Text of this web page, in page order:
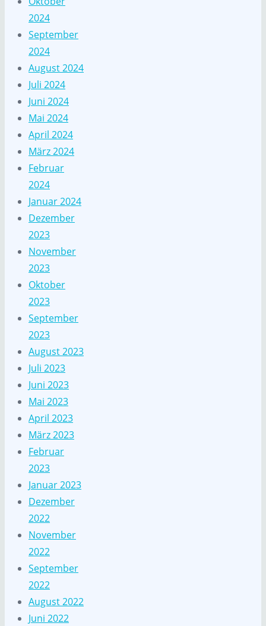
2024
September
2024
August 2024
Juli 2024
Juni 2024
Mai 2024
April 2024
März 2024
Februar
2024
Januar 2024
Dezember
2023
November
2023
Oktober
2023
September
2023
August 2023
Juli 2023
Juni 2023
Mai 2023
April 2023
März 2023
Februar
2023
Januar 2023
Dezember
2022
November
2022
September
2022
August 2022
Juni 2022